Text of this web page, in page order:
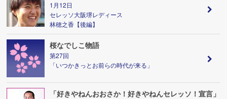
1月12日
セレッソ大阪堺レディース
林穂之香【後編】
桜なでしこ物語
第27回
「いつかきっとお前らの時代が来る」
「好きやねんおおさか！好きやねんセレッソ！宣言」